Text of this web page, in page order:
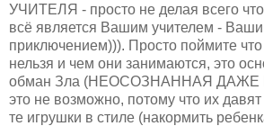
УЧИТЕЛЯ - просто не делая всего
всё является Вашим учителем -
приключением))). Просто поймите
нельзя и чем они занимаются, это
обман Зла (НЕОСОЗНАННАЯ ДАЖЕ
это не возможно, потому что их давят
те игрушки в стиле (накормить